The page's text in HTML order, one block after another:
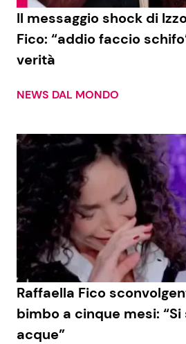
Il messaggio shock di
Fico: “addio faccio
verità
NEWS DAL MONDO
Raffaella Fico
bimbo a cinque mesi:
acque”